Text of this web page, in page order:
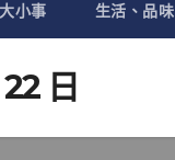
小事 生活、品味
日